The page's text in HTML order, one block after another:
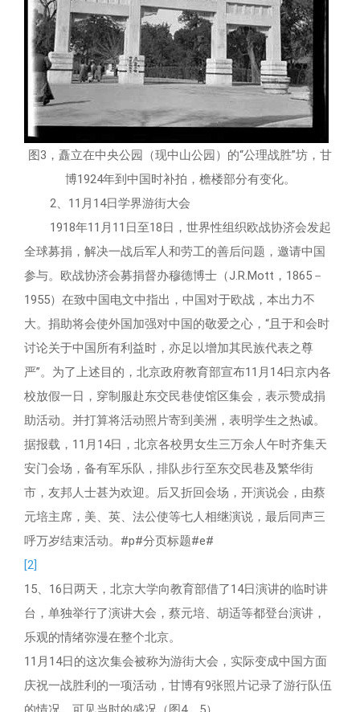
图3，矗立在中央公园（现中山公园）的“公理战胜”坊，甘
博1924年到中国时补拍，檐楼部分有变化。
2、11月14日学界游街大会
1918年11月11日至18日，世界性组织欧战协济会发起
全球募捐，解决一战后军人和劳工的善后问题，邀请中国
参与。欧战协济会募捐督办穆德博士（J.R.Mott，1865－
1955）在致中国电文中指出，中国对于欧战，本出力不
大。捐助将会使外国加强对中国的敬爱之心，“且于和会时
讨论关于中国所有利益时，亦足以增加其民族代表之尊
严”。为了上述目的，北京政府教育部宣布11月14日京内各
校放假一日，穿制服赴东交民巷使馆区集会，表示赞成捐
助活动。并打算将活动照片寄到美洲，表明学生之热诚。
据报载，11月14日，北京各校男女生三万余人午时齐集天
安门会场，备有军乐队，排队步行至东交民巷及繁华街
市，友邦人士甚为欢迎。后又折回会场，开演说会，由蔡
元培主席，美、英、法公使等七人相继演说，最后同声三
呼万岁结束活动。#p#分页标题#e#
[2]
15、16日两天，北京大学向教育部借了14日演讲的临时讲
台，单独举行了演讲大会，蔡元培、胡适等都登台演讲，
乐观的情绪弥漫在整个北京。
11月14日的这次集会被称为游街大会，实际变成中国方面
庆祝一战胜利的一项活动，甘博有9张照片记录了游行队伍